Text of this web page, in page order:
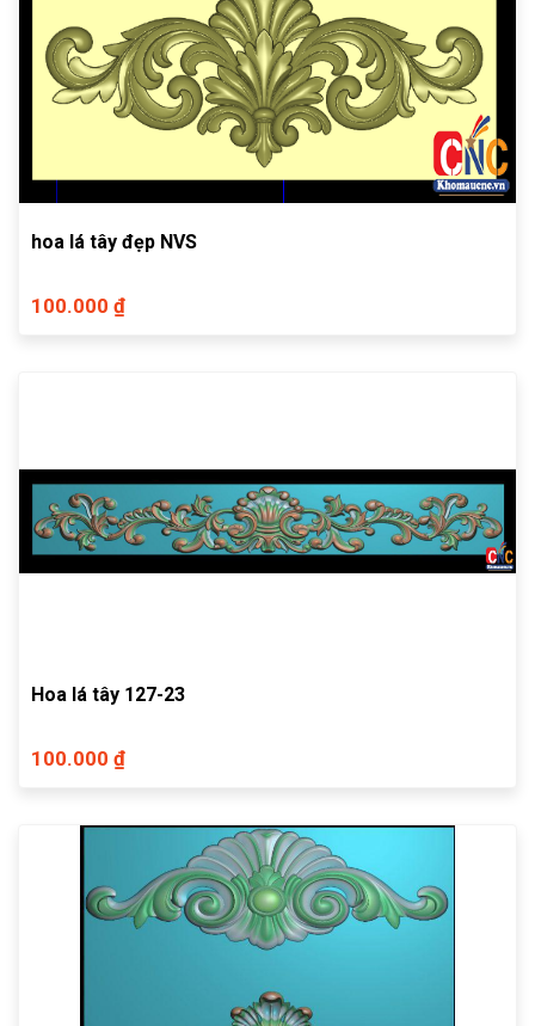
hoa lá tây đẹp NVS
100.000 ₫
Hoa lá tây 127-23
100.000 ₫